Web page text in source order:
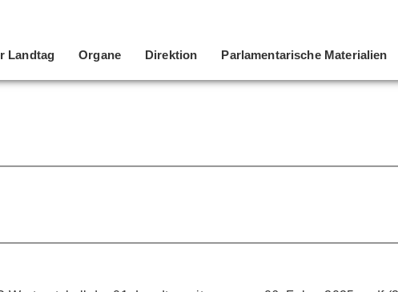
Landtag Organe Direktion Parlamentarische Materialien